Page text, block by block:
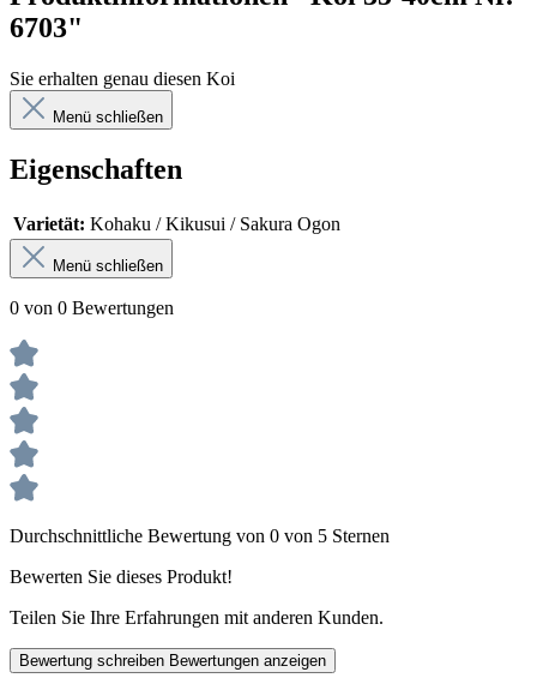
6703"
Sie erhalten genau diesen Koi
Menü schließen
Eigenschaften
Varietät: Kohaku / Kikusui / Sakura Ogon
Menü schließen
0 von 0 Bewertungen
Durchschnittliche Bewertung von 0 von 5 Sternen
Bewerten Sie dieses Produkt!
Teilen Sie Ihre Erfahrungen mit anderen Kunden.
Bewertung schreiben Bewertungen anzeigen